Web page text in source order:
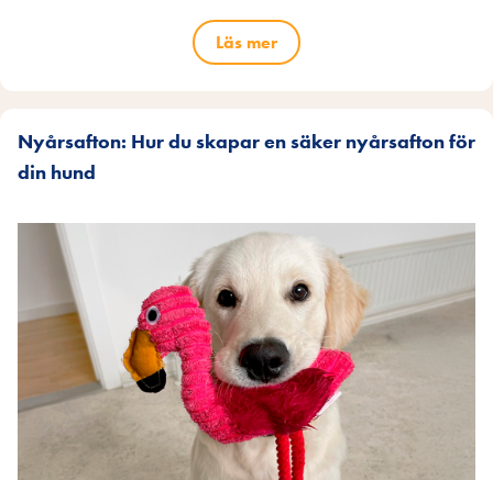
Läs mer
Nyårsafton: Hur du skapar en säker nyårsafton för
din hund